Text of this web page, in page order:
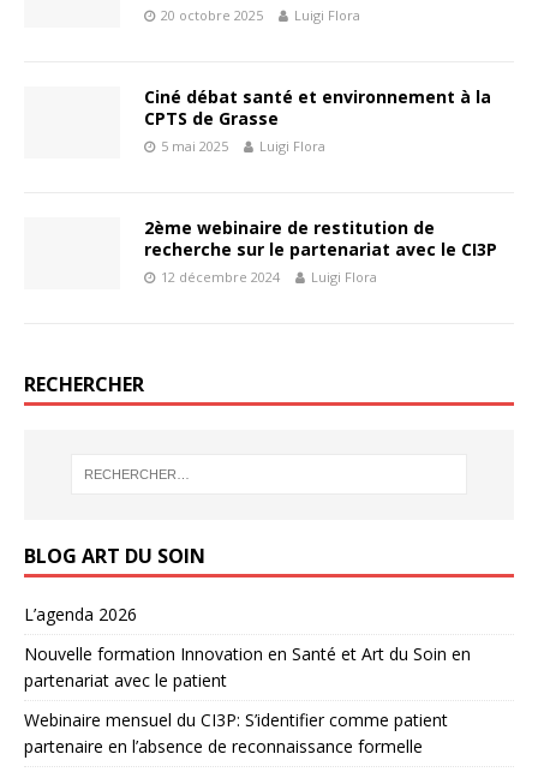
20 octobre 2025 Luigi Flora
Ciné débat santé et environnement à la
CPTS de Grasse
5 mai 2025 Luigi Flora
2ème webinaire de restitution de
recherche sur le partenariat avec le CI3P
12 décembre 2024 Luigi Flora
RECHERCHER
BLOG ART DU SOIN
L’agenda 2026
Nouvelle formation Innovation en Santé et Art du Soin en
partenariat avec le patient
Webinaire mensuel du CI3P: S’identifier comme patient
partenaire en l’absence de reconnaissance formelle